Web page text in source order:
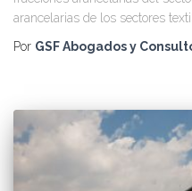
arancelarias de los sectores
Por GSF Abogados y